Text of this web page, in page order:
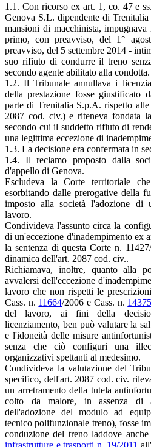
1.1. Con ricorso ex art. 1, co. 47 e
Genova S.L. dipendente di
mansioni di macchinista,
primo, con preavviso, del 1°
preavviso, del 5 settembre 2014 -
suo rifiuto di condurre il treno
secondo agente abilitato alla condotta.
1.2. Il Tribunale annullava i
della prestazione fosse giustificato
parte di Trenitalia S.p.A. rispetto
2087 cod. civ.) e riteneva fondata
secondo cui il suddetto rifiuto di
una legittima eccezione di
1.3. La decisione era confermata in
1.4. Il reclamo proposto dalla
d'appello di Genova.
Escludeva la Corte territoriale
esorbitando dalle prerogative della
imposto alla società l'adozione di
lavoro.
Condivideva l'assunto circa la
di un'eccezione d'inadempimento ex
la sentenza di questa Corte n.
dinamica dell'art. 2087 cod. civ..
Richiamava, inoltre, quanto alla
avvalersi dell'eccezione
lavoro che non rispetti le
Cass. n. 11664/2006 e Cass. n.
del lavoro, ai fini della
licenziamento, ben può valutare la
e l'idoneità delle misure
senza che ciò configuri una
organizzativi spettanti al medesimo.
Condivideva la valutazione del
specifico, dell'art. 2087 cod. civ.
un arretramento della tutela
colto da malore, in assenza di
dell'adozione del modulo ad
tecnico polifunzionale treno), fosse
conduzione del treno laddove
infrastrutture e trasporti n. 19/2011